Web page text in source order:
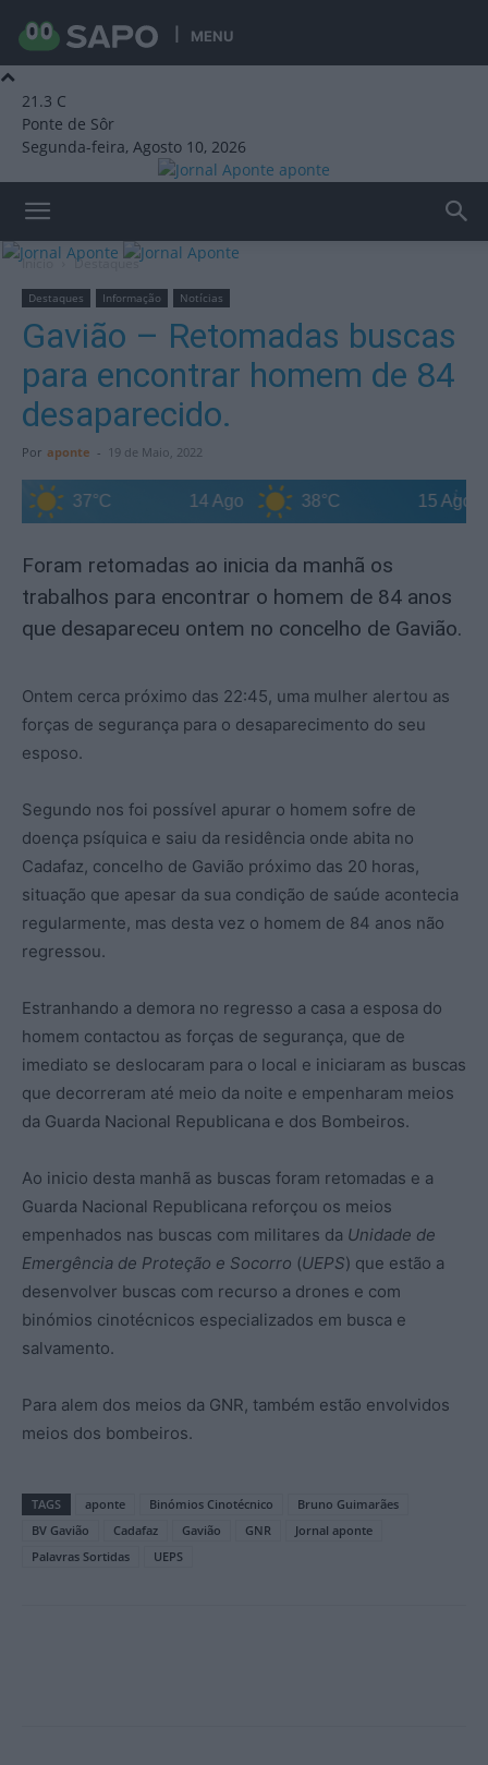
MENU
21.3 C
Ponte de Sôr
Segunda-feira, Agosto 10, 2026
aponte
Início Destaques
Destaques Informação Notícias
Gavião – Retomadas buscas
para encontrar homem de 84
desaparecido.
Por aponte - 19 de Maio, 2022
37°C 14 Ago 38°C 15 Ago
Foram retomadas ao inicia da manhã os
trabalhos para encontrar o homem de 84 anos
que desapareceu ontem no concelho de Gavião.
Ontem cerca próximo das 22:45, uma mulher alertou as
forças de segurança para o desaparecimento do seu
esposo.
Segundo nos foi possível apurar o homem sofre de
doença psíquica e saiu da residência onde abita no
Cadafaz, concelho de Gavião próximo das 20 horas,
situação que apesar da sua condição de saúde acontecia
regularmente, mas desta vez o homem de 84 anos não
regressou.
Estranhando a demora no regresso a casa a esposa do
homem contactou as forças de segurança, que de
imediato se deslocaram para o local e iniciaram as buscas
que decorreram até meio da noite e empenharam meios
da Guarda Nacional Republicana e dos Bombeiros.
Ao inicio desta manhã as buscas foram retomadas e a
Guarda Nacional Republicana reforçou os meios
empenhados nas buscas com militares da Unidade de
Emergência de Proteção e Socorro (UEPS) que estão a
desenvolver buscas com recurso a drones e com
binómios cinotécnicos especializados em busca e
salvamento.
Para alem dos meios da GNR, também estão envolvidos
meios dos bombeiros.
TAGS aponte Binómios Cinotécnico
Bruno Guimarães
BV Gavião
Cadafaz Gavião GNR
Jornal aponte
Palavras Sortidas
UEPS